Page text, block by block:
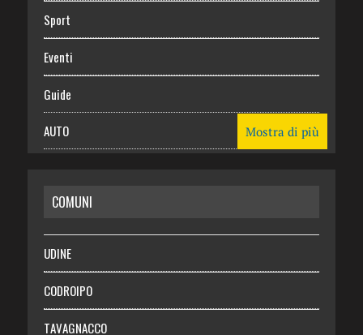
Sport
Eventi
Guide
AUTO
RISPARMIO
SALUTE
Necrologie
Chi siamo
Mostra di più
COMUNI
UDINE
CODROIPO
TAVAGNACCO